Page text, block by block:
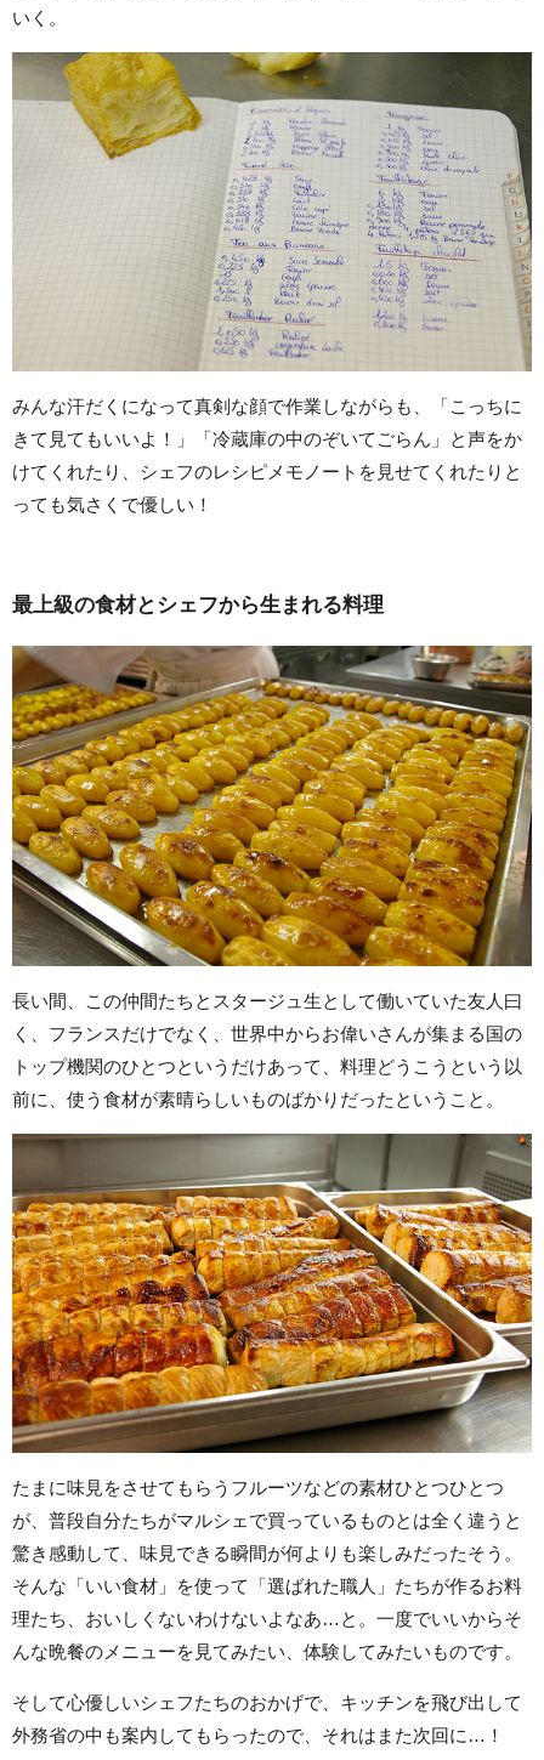
いく。
みんな汗だくになって真剣な顔で作業しながらも、「こっちに
きて見てもいいよ！」「冷蔵庫の中のぞいてごらん」と声をか
けてくれたり、シェフのレシピメモノートを見せてくれたりと
っても気さくで優しい！
最上級の食材とシェフから生まれる料理
長い間、この仲間たちとスタージュ生として働いていた友人曰
く、フランスだけでなく、世界中からお偉いさんが集まる国の
トップ機関のひとつというだけあって、料理どうこうという以
前に、使う食材が素晴らしいものばかりだったということ。
たまに味見をさせてもらうフルーツなどの素材ひとつひとつ
が、普段自分たちがマルシェで買っているものとは全く違うと
驚き感動して、味見できる瞬間が何よりも楽しみだったそう。
そんな「いい食材」を使って「選ばれた職人」たちが作るお料
理たち、おいしくないわけないよなあ…と。一度でいいからそ
んな晩餐のメニューを見てみたい、体験してみたいものです。
そして心優しいシェフたちのおかげで、キッチンを飛び出して
外務省の中も案内してもらったので、それはまた次回に…！